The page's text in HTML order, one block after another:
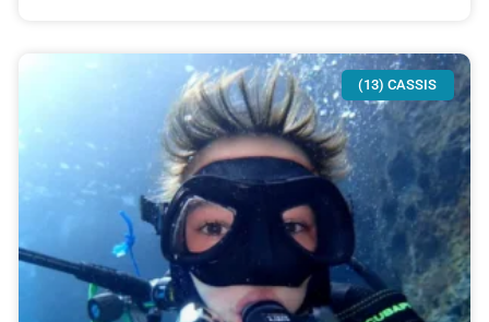
(13) CASSIS